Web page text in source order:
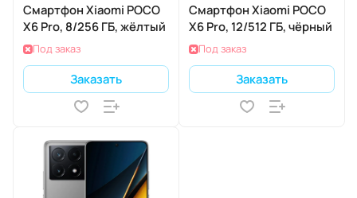
Смартфон Xiaomi POCO
X6 Pro, 8/256 ГБ, жёлтый
Под заказ
Заказать
Смартфон Xiaomi POCO
X6 Pro, 12/512 ГБ, чёрный
Под заказ
Заказать